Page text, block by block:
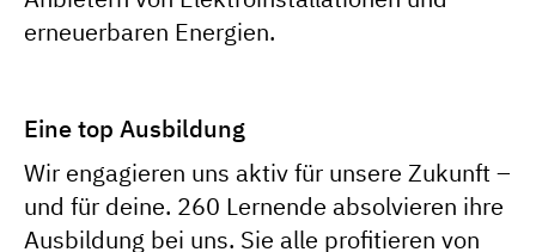
erneuerbaren Energien.
Eine top Ausbildung
Wir engagieren uns aktiv für unsere Zukunft –
und für deine. 260 Lernende absolvieren ihre
Ausbildung bei uns. Sie alle profitieren von